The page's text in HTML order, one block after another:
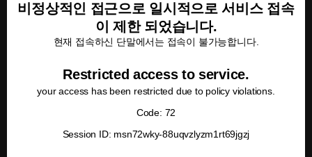
비정상적인 접근으로 일시적으로 서비스 접속
이 제한 되었습니다.
현재 접속하신 단말에서는 접속이 불가능합니다.
Restricted access to service.
your access has been restricted due to policy violations.
Code: 72
Session ID: msn72wky-88uqvzlyzm1rt69jgzj